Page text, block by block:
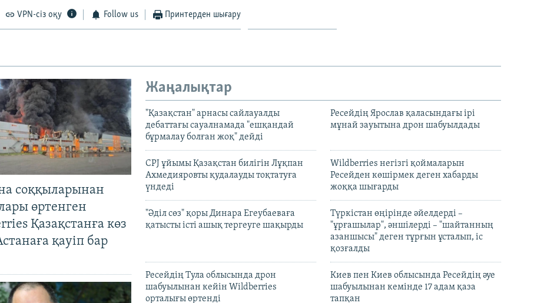
VPN-сіз оқу Follow us Принтерден шығару
соққыларынан
өртенген
Қазақстанға көз
қауіп бар
Жаңалықтар
"Қазақстан" арнасы сайлауалды
дебаттағы сауалнамада "ешқандай
бұрмалау болған жоқ" дейді
Ресейдің Ярослав қаласындағы ірі
мұнай зауытына дрон шабуылдады
CPJ ұйымы Қазақстан билігін Лұқпан
Ахмедияровты қудалауды тоқтатуға
үндеді
Wildberries негізгі қоймаларын
Ресейден көшірмек деген хабарды
жоққа шығарды
"Әділ сөз" қоры Динара Егеубаеваға
қатысты істі ашық тергеуге шақырды
Түркістан өңірінде әйелдерді –
"ұрғашылар", әншілерді – "шайтанның
азаншысы" деген тұрғын ұсталып, іс
қозғалды
Ресейдің Тула облысында дрон
шабуылынан кейін Wildberries
орталығы өртенді
Киев пен Киев облысында Ресейдің әуе
шабуылынан кемінде 17 адам қаза
тапқан